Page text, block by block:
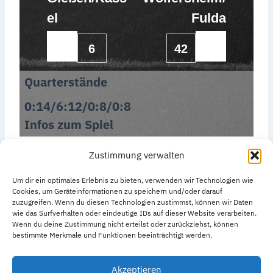
Zustimmung verwalten
Um dir ein optimales Erlebnis zu bieten, verwenden wir Technologien wie
Cookies, um Geräteinformationen zu speichern und/oder darauf
zuzugreifen. Wenn du diesen Technologien zustimmst, können wir Daten
wie das Surfverhalten oder eindeutige IDs auf dieser Website verarbeiten.
Wenn du deine Zustimmung nicht erteilst oder zurückziehst, können
bestimmte Merkmale und Funktionen beeinträchtigt werden.
Akzeptieren
el
Fulda
6 42
Quarterstände
0:14/6:12/0:8/0:8
Infos zum Spiel
Datenschutzerklärung
Impressum
Cookie-Richtlinie (EU)